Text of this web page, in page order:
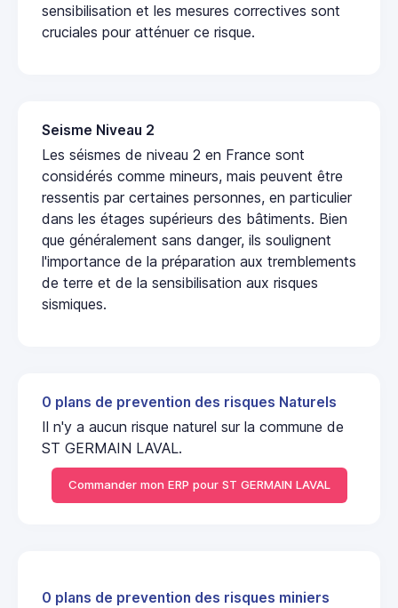
sensibilisation et les mesures correctives sont
cruciales pour atténuer ce risque.
Seisme Niveau 2
Les séismes de niveau 2 en France sont
considérés comme mineurs, mais peuvent être
ressentis par certaines personnes, en particulier
dans les étages supérieurs des bâtiments. Bien
que généralement sans danger, ils soulignent
l'importance de la préparation aux tremblements
de terre et de la sensibilisation aux risques
sismiques.
0 plans de prevention des risques Naturels
Il n'y a aucun risque naturel sur la commune de
ST GERMAIN LAVAL.
Commander mon ERP pour ST GERMAIN LAVAL
0 plans de prevention des risques miniers